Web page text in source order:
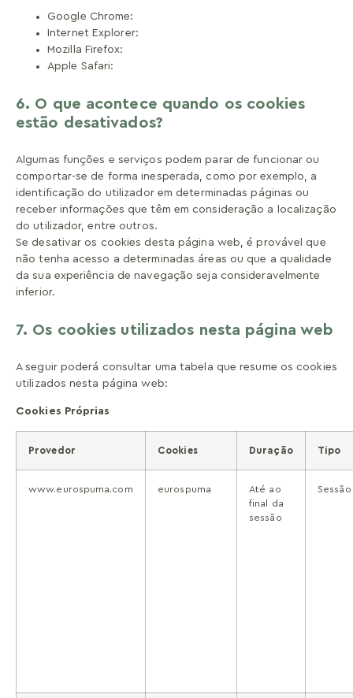
Google Chrome:
Internet Explorer:
Mozilla Firefox:
Apple Safari:
6. O que acontece quando os cookies
estão desativados?
Algumas funções e serviços podem parar de funcionar ou
comportar-se de forma inesperada, como por exemplo, a
identificação do utilizador em determinadas páginas ou
receber informações que têm em consideração a localização
do utilizador, entre outros.
Se desativar os cookies desta página web, é provável que
não tenha acesso a determinadas áreas ou que a qualidade
da sua experiência de navegação seja consideravelmente
inferior.
7. Os cookies utilizados nesta página web
A seguir poderá consultar uma tabela que resume os cookies
utilizados nesta página web:
Cookies Próprias
Provedor Cookies Duração Tipo
www.eurospuma.com eurospuma
Até ao
final da
sessão
Sessão